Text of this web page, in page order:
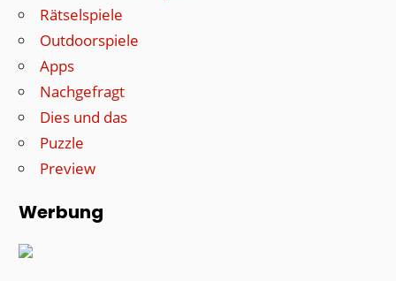
Rätselspiele
Outdoorspiele
Apps
Nachgefragt
Dies und das
Puzzle
Preview
Werbung